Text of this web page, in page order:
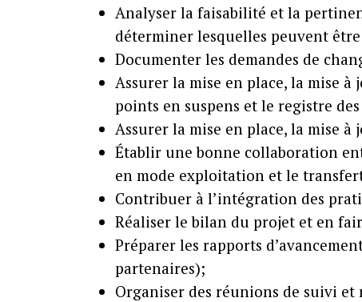
Analyser la faisabilité et la
déterminer lesquelles peuvent
Documenter les demandes de
Assurer la mise en place, la mise
points en suspens et le registre
Assurer la mise en place, la mise
Établir une bonne collaboration
en mode exploitation et le
Contribuer à l’intégration des
Réaliser le bilan du projet et en
Préparer les rapports
partenaires);
Organiser des réunions de suivi et